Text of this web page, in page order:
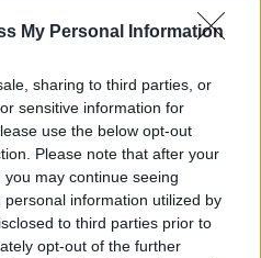
My Personal Information
sharing to third parties, or
sensitive information for
use the below opt-out
Please note that after your
may continue seeing
information utilized by
to third parties prior to
opt-out of the further